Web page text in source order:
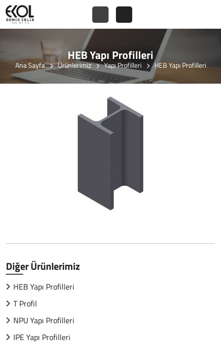
HEB Yapı Profilleri
Ana Sayfa Ürünlerimiz Yapı Profilleri HEB Yapı Profilleri
Diğer Ürünlerimiz
HEB Yapı Profilleri
T Profil
NPU Yapı Profilleri
IPE Yapı Profilleri